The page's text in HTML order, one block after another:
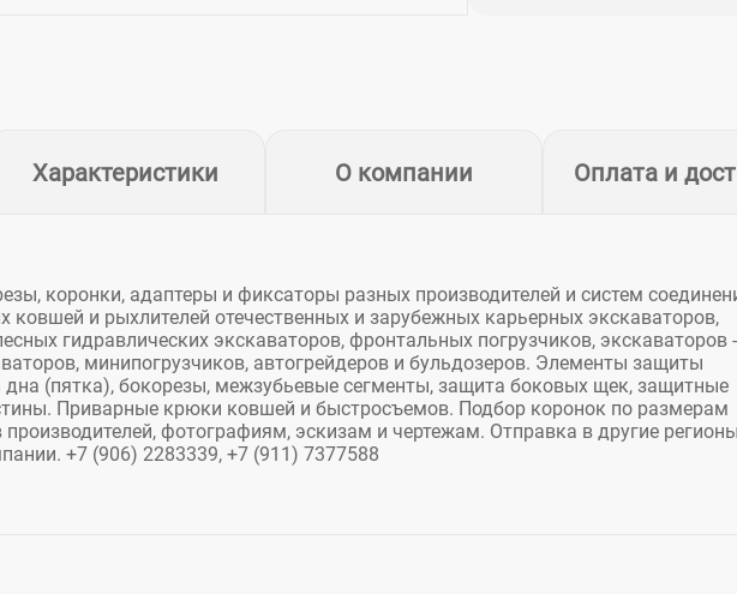
Характеристики О компании Оплата и
коронки, адаптеры и фиксаторы разных производителей и систем
ковшей и рыхлителей отечественных и зарубежных карьерных экскаваторов,
гидравлических экскаваторов, фронтальных погрузчиков, экскаваторов -
минипогрузчиков, автогрейдеров и бульдозеров. Элементы защиты
(пятка), бокорезы, межзубьевые сегменты, защита боковых щек, защитные
Приварные крюки ковшей и быстросъемов. Подбор коронок по размерам
фотографиям, эскизам и чертежам. Отправка в другие
+7 (906) 2283339, +7 (911) 7377588